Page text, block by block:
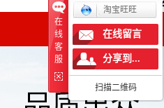
新闻中心
公司新闻
行业新闻
在
线
客
服
淘宝旺旺
在线留言
分享到...
扫描二维码